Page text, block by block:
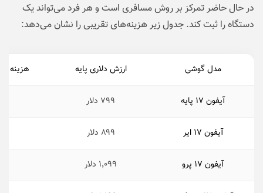
در حال حاضر تمرکز بر روش مسافری است و هر فرد می‌تواند یک
دستگاه را ثبت کند. جدول زیر هزینه‌های تقریبی را نشان می‌دهد:
مدل گوشی ارزش دلاری پایه هزینه
آیفون ۱۷ پایه ۷۹۹ دلار
آیفون ۱۷ ایر ۸۹۹ دلار
آیفون ۱۷ پرو ۱٬۰۹۹ دلار